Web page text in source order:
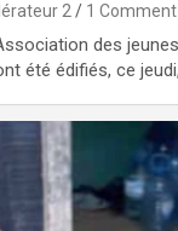
2 1 Comment
des
été édifiés, ce